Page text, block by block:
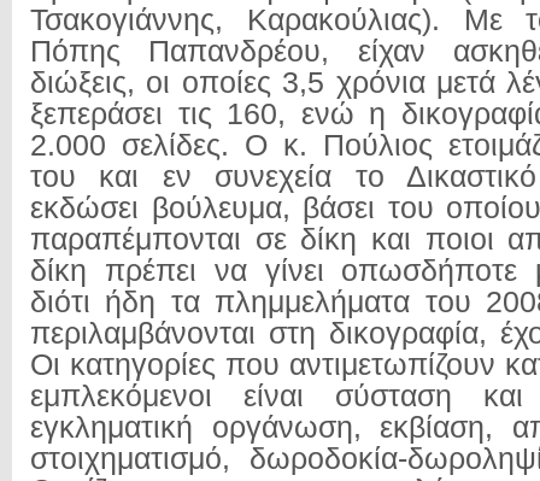
Τσακογιάννης, Καρακούλιας). Με
Πόπης Παπανδρέου, είχαν
διώξεις, οι οποίες 3,5 χρόνια μετά
ξεπεράσει τις 160, ενώ η
2.000 σελίδες. Ο κ. Πούλιος
του και εν συνεχεία το
εκδώσει βούλευμα, βάσει του
παραπέμπονται σε δίκη και ποιοι
δίκη πρέπει να γίνει
διότι ήδη τα πλημμελήματα του
περιλαμβάνονται στη δικογραφία,
Οι κατηγορίες που αντιμετωπίζουν
εμπλεκόμενοι είναι σύσταση
εγκληματική οργάνωση, εκβίαση,
στοιχηματισμό, δωροδοκία-